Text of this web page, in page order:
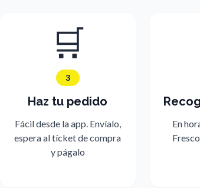
🛒
3
Haz tu pedido
Fácil desde la app. Envíalo,
espera al tícket de compra
y págalo
En